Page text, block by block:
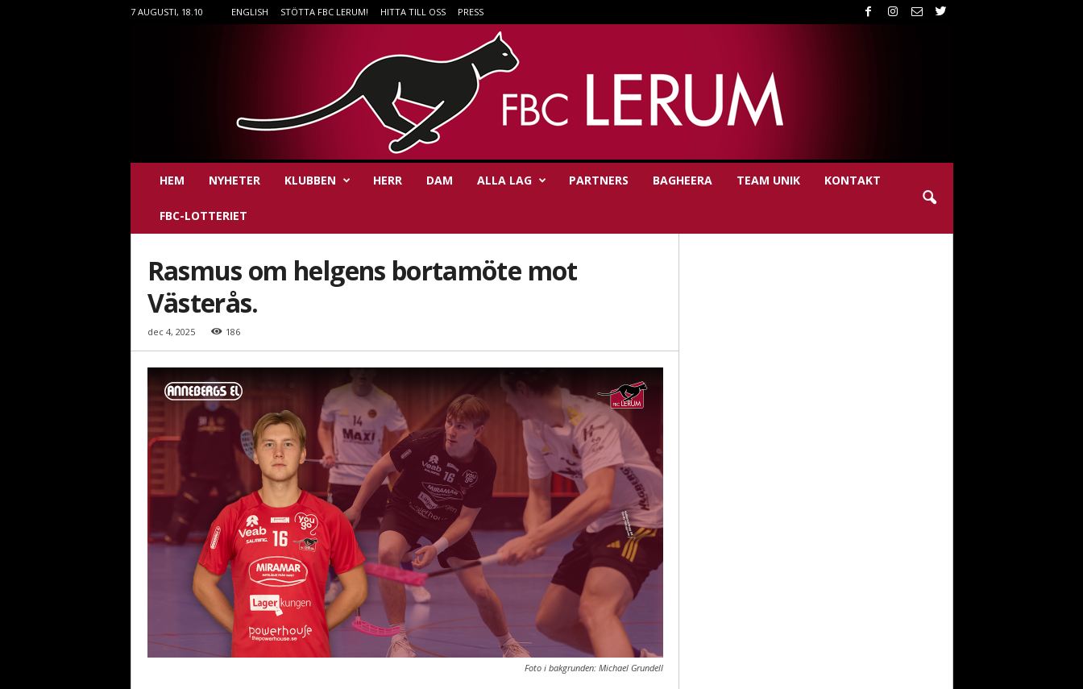
7 AUGUSTI, 18.10 ENGLISH STÖTTA FBC LERUM! HITTA TILL OSS PRESS
F
e
e
HEM NYHETER KLUBBEN HERR DAM ALLA LAG PARTNERS BAGHEERA TEAM UNIK KONTAKT
FBC-LOTTERIET
Rasmus om helgens bortamöte mot
Västerås.
dec 4, 2025 186
Foto i bakgrunden: Michael Grundell